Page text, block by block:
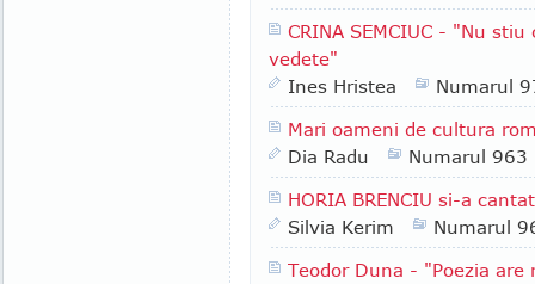
CRINA SEMCIUC - "Nu
vedete"
Ines Hristea
Numarul
Mari oameni de cultura
Dia Radu
Numarul 963
HORIA BRENCIU si-a
Silvia Kerim
Numarul
Teodor Duna - "Poezia